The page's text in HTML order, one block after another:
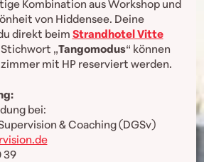
Kombination aus Workshop und
von Hiddensee. Deine
direkt beim Strandhotel Vitte
„Tangomodus“ können
mit HP reserviert werden.
bei:
& Coaching (DGSv)
39